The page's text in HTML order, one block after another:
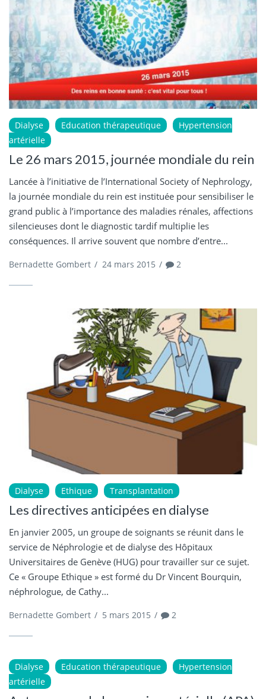
Dialyse Education thérapeutique
Hypertension
artérielle
Le 26 mars 2015, journée mondiale du rein
Lancée à l’initiative de l’International Society of Nephrology,
la journée mondiale du rein est instituée pour sensibiliser le
grand public à l’importance des maladies rénales, affections
silencieuses dont le diagnostic tardif multiplie les
conséquences. Il arrive souvent que nombre d’entre...
Bernadette Gombert / 24 mars 2015 / 2
Dialyse Ethique Transplantation
Les directives anticipées en dialyse
En janvier 2005, un groupe de soignants se réunit dans le
service de Néphrologie et de dialyse des Hôpitaux
Universitaires de Genève (HUG) pour travailler sur ce sujet.
Ce « Groupe Ethique » est formé du Dr Vincent Bourquin,
néphrologue, de Cathy...
Bernadette Gombert / 5 mars 2015 / 2
Dialyse Education thérapeutique
Hypertension
artérielle